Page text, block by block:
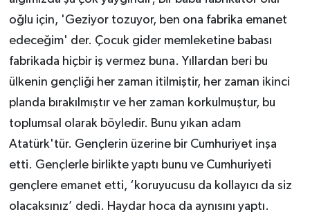
oğlu için, 'Geziyor tozuyor, ben ona fabrika emanet
edeceğim' der. Çocuk gider memleketine babası
fabrikada hiçbir iş vermez buna. Yıllardan beri bu
ülkenin gençliği her zaman itilmiştir, her zaman ikinci
planda bırakılmıştır ve her zaman korkulmuştur, bu
toplumsal olarak böyledir. Bunu yıkan adam
Atatürk'tür. Gençlerin üzerine bir Cumhuriyet inşa
etti. Gençlerle birlikte yaptı bunu ve Cumhuriyeti
gençlere emanet etti, ‘koruyucusu da kollayıcı da siz
olacaksınız’ dedi. Haydar hoca da aynısını yaptı.